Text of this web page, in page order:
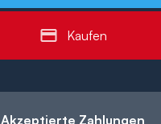
Kaufen
Akzeptierte Zahlungen